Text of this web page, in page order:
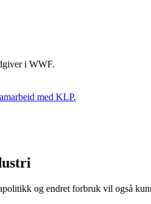
i WWF.
med KLP.
og endret forbruk vil også